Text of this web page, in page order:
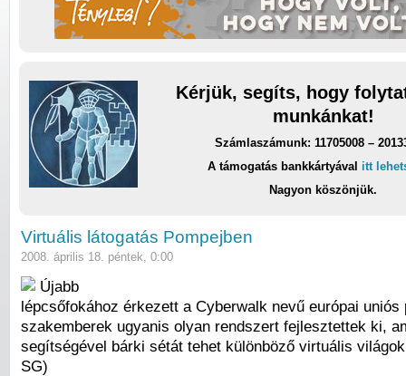
Kérjük, segíts, hogy
munkánkat!
Számlaszámunk: 11705008 –
A támogatás bankkártyával itt
Nagyon köszönjük.
Virtuális látogatás Pompejben
2008. április 18. péntek, 0:00
Újabb
lépcsőfokához érkezett a Cyberwalk nevű európai uniós
szakemberek ugyanis olyan rendszert fejlesztettek ki,
segítségével bárki sétát tehet különböző virtuális
SG)